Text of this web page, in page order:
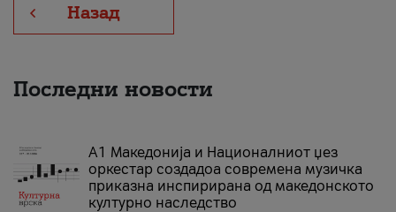
Назад
Последни новости
А1 Македонија и Националниот џез
оркестар создадоа современа музичка
приказна инспирирана од македонското
културно наследство